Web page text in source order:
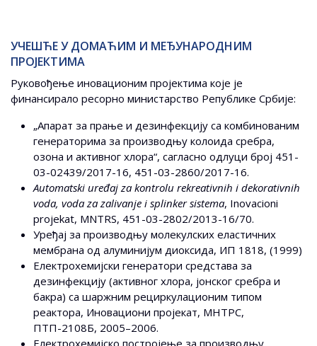
УЧЕШЋЕ У ДОМАЋИМ И МЕЂУНАРОДНИМ
ПРОЈЕКТИМА
Руковођење иновационим пројектима које је
финансирало ресорно министарство Републике Србије:
„Апарат за прање и дезинфекцију са комбинованим
генераторима за производњу колоида сребра,
озона и активног хлора“, сагласно одлуци број 451-
03-02439/2017-16, 451-03-2860/2017-16.
Automatski uređaj za kontrolu rekreativnih i dekorativnih
voda, voda za zalivanje i splinker sistema, Inovacioni
projekat, MNTRS, 451-03-2802/2013-16/70.
Уређај за производњу молекулских еластичних
мембрана од алуминијум диоксида, ИП 1818, (1999)
Електрохемијски генератори средстава за
дезинфекцију (активног хлора, јонског сребра и
бакра) са шаржним рециркулационим типом
реактора, Иновациони пројекат, МНТРС,
ПТП-2108Б, 2005–2006.
Електрохемијско постројење за производњу